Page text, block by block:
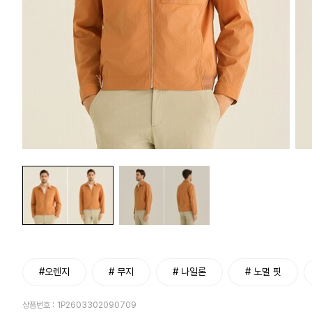
#오렌지 # 무지 # 나일론 # 노멀 핏
상품번호 : 1P2603302090709